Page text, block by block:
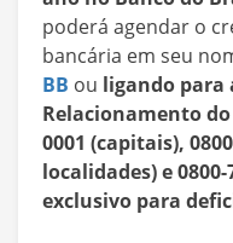
poderá agendar o
bancária em seu
BB ou ligando para
Relacionamento
0001 (capitais),
localidades) e
exclusivo para